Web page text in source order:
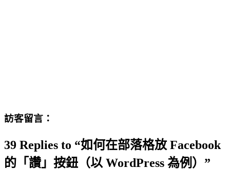
訪客留言：
39 Replies to “如何在部落格放 Facebook
的「讚」按鈕（以 WordPress 為例）”